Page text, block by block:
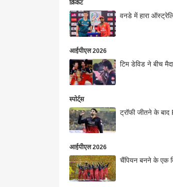
क्रिकेट
वनडे में हारा
आईपीएल 2026
टिम डेविड ने बीच
स्पोर्ट्स
ट्रॉफी जीतने के
आईपीएल 2026
चैंपियन बनने के एक